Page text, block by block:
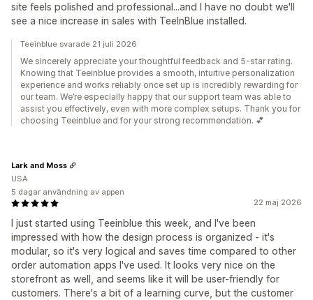
site feels polished and professional...and I have no doubt we'll
see a nice increase in sales with TeeInBlue installed.
Teeinblue svarade 21 juli 2026
We sincerely appreciate your thoughtful feedback and 5-star rating.
Knowing that Teeinblue provides a smooth, intuitive personalization
experience and works reliably once set up is incredibly rewarding for
our team. We’re especially happy that our support team was able to
assist you effectively, even with more complex setups. Thank you for
choosing Teeinblue and for your strong recommendation. 💕
22 maj 2026
I just started using Teeinblue this week, and I've been
impressed with how the design process is organized - it's
modular, so it's very logical and saves time compared to other
order automation apps I've used. It looks very nice on the
storefront as well, and seems like it will be user-friendly for
customers. There's a bit of a learning curve, but the customer
Lark and Moss
USA
5 dagar användning av appen